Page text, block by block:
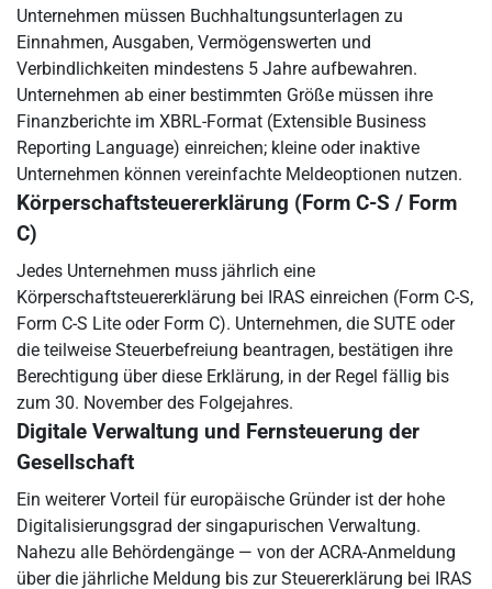
Unternehmen müssen Buchhaltungsunterlagen zu
Einnahmen, Ausgaben, Vermögenswerten und
Verbindlichkeiten mindestens 5 Jahre aufbewahren.
Unternehmen ab einer bestimmten Größe müssen ihre
Finanzberichte im XBRL-Format (Extensible Business
Reporting Language) einreichen; kleine oder inaktive
Unternehmen können vereinfachte Meldeoptionen nutzen.
Körperschaftsteuererklärung (Form C-S / Form
C)
Jedes Unternehmen muss jährlich eine
Körperschaftsteuererklärung bei IRAS einreichen (Form C-S,
Form C-S Lite oder Form C). Unternehmen, die SUTE oder
die teilweise Steuerbefreiung beantragen, bestätigen ihre
Berechtigung über diese Erklärung, in der Regel fällig bis
zum 30. November des Folgejahres.
Digitale Verwaltung und Fernsteuerung der
Gesellschaft
Ein weiterer Vorteil für europäische Gründer ist der hohe
Digitalisierungsgrad der singapurischen Verwaltung.
Nahezu alle Behördengänge — von der ACRA-Anmeldung
über die jährliche Meldung bis zur Steuererklärung bei IRAS